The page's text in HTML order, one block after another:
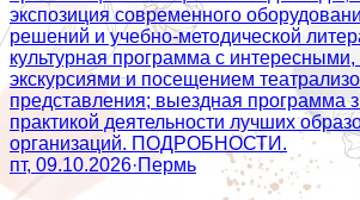
экспозиция современного
решений и учебно-методической
культурная программа с
экскурсиями и посещением
представления; выездная программа
практикой деятельности лучших
организаций. ПОДРОБНОСТИ.
пт, 09.10.2026·Пермь